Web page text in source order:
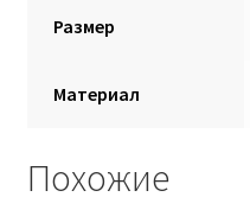
Кузнецова Марина
Размер
Материал
Похожие